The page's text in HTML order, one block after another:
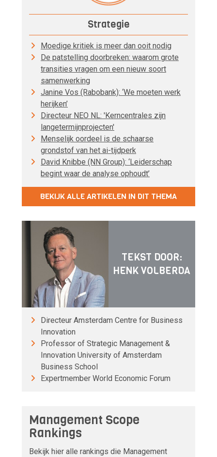
Strategie
Moedige kritiek is meer dan ooit nodig
De patstelling doorbreken: waarom grote
transities vragen om een nieuw soort
samenwerking
Janine Vos (Rabobank): ‘We moeten werk
herijken’
Directeur NEO NL: 'Kerncentrales zijn
langetermijnprojecten'
Menselijk oordeel is de schaarse
grondstof van het ai-tijdperk
David Knibbe (NN Group): ‘Leiderschap
begint waar de analyse ophoudt’
BEKIJK ALLE ARTIKELEN IN DIT THEMA
TEKST DOOR:
HENK VOLBERDA
Directeur Amsterdam Centre for Business
Innovation
Professor of Strategic Management &
Innovation University of Amsterdam
Business School
Expertmember World Economic Forum
Management Scope
Rankings
Bekijk hier alle rankings die Management